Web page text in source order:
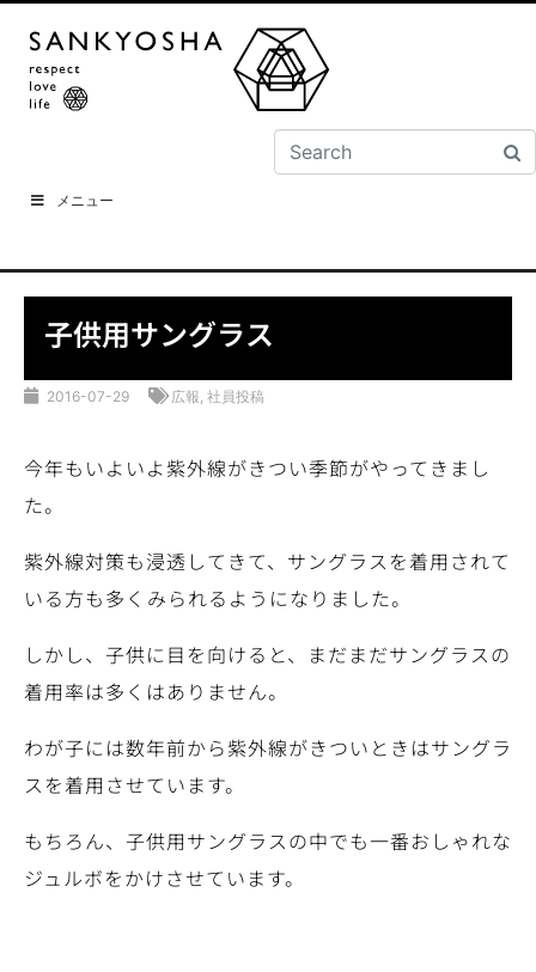
メニュー
子供用サングラス
2016-07-29 広報, 社員投稿
今年もいよいよ紫外線がきつい季節がやってきまし
た。
紫外線対策も浸透してきて、サングラスを着用されて
いる方も多くみられるようになりました。
しかし、子供に目を向けると、まだまだサングラスの
着用率は多くはありません。
わが子には数年前から紫外線がきついときはサングラ
スを着用させています。
もちろん、子供用サングラスの中でも一番おしゃれな
ジュルボをかけさせています。